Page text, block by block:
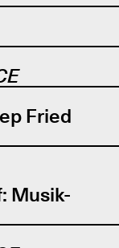
Fried
Musik-